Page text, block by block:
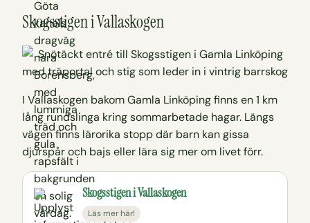
Skogsstigen i Vallaskogen
I Vallaskogen bakom Gamla Linköping finns en 1 km
lång rundslinga kring sommarbetade hagar. Längs
vägen finns lärorika stopp där barn kan gissa
djurspår och bajs eller lära sig mer om livet förr.
Skogsstigen i Vallaskogen
Läs mer här!